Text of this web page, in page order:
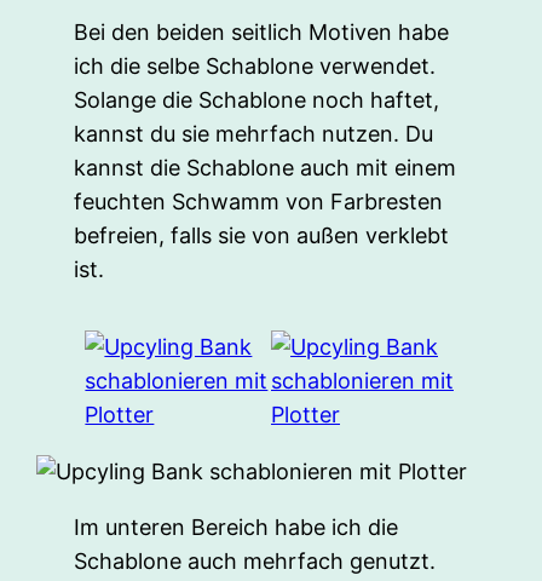
Bei den beiden seitlich Motiven habe
ich die selbe Schablone verwendet.
Solange die Schablone noch haftet,
kannst du sie mehrfach nutzen. Du
kannst die Schablone auch mit einem
feuchten Schwamm von Farbresten
befreien, falls sie von außen verklebt
ist.
Im unteren Bereich habe ich die
Schablone auch mehrfach genutzt.